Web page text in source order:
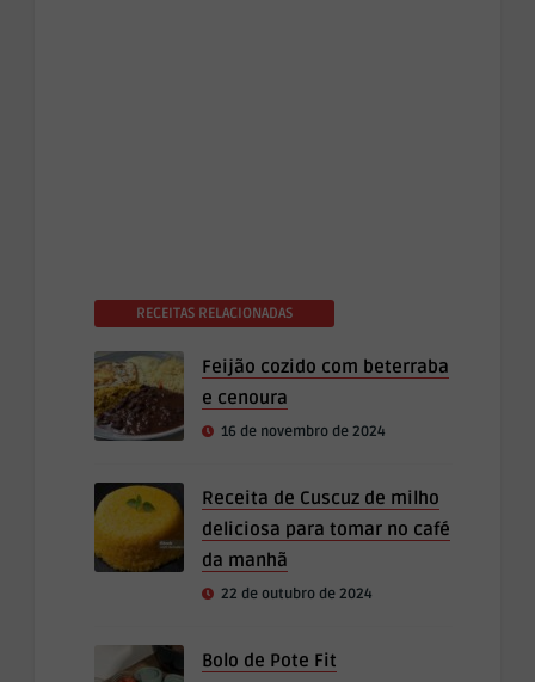
RECEITAS RELACIONADAS
Feijão cozido com beterraba
e cenoura
16 de novembro de 2024
Receita de Cuscuz de milho
deliciosa para tomar no café
da manhã
22 de outubro de 2024
Bolo de Pote Fit